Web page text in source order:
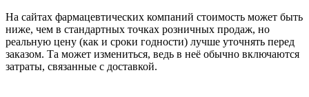
На сайтах фармацевтических компаний стоимость может быть
ниже, чем в стандартных точках розничных продаж, но
реальную цену (как и сроки годности) лучше уточнять перед
заказом. Та может измениться, ведь в неё обычно включаются
затраты, связанные с доставкой.